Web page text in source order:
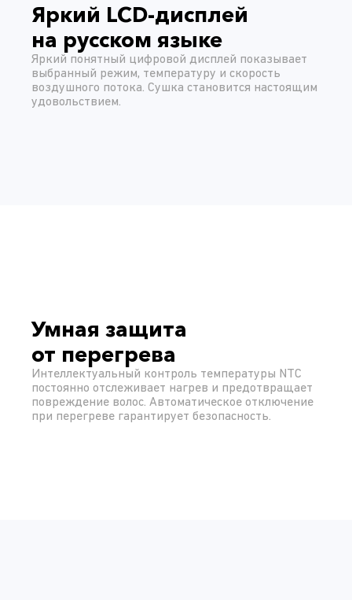
Яркий LCD-дисплей
на русском языке
Яркий понятный цифровой дисплей показывает
выбранный режим, температуру и скорость
воздушного потока. Сушка становится настоящим
удовольствием.
Умная защита
от перегрева
Интеллектуальный контроль температуры NTC
постоянно отслеживает нагрев и предотвращает
повреждение волос. Автоматическое отключение
при перегреве гарантирует безопасность.